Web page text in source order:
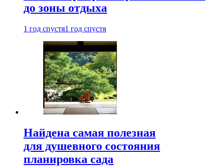
до зоны отдыха
1 год спустя1 год спустя
Найдена самая полезная
для душевного состояния
планировка сада